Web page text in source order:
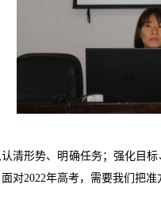
清形势、明确任务；强化目
对2022年高考，需要我们把准